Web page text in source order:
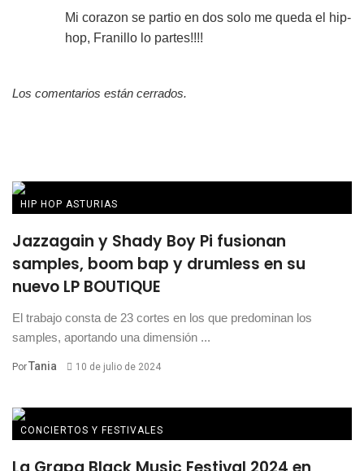
Mi corazon se partio en dos solo me queda el hip-
hop, Franillo lo partes!!!!
Los comentarios están cerrados.
HIP HOP ASTURIAS
Jazzagain y Shady Boy Pi fusionan
samples, boom bap y drumless en su
nuevo LP BOUTIQUE
El trabajo consta de 23 cortes en los que predominan los
samples, aportando una dimensión ...
PorTania 10 de julio de 2024
CONCIERTOS Y FESTIVALES